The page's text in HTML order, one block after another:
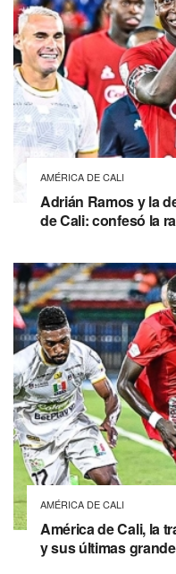
AMÉRICA DE CALI
Adrián Ramos y la
de Cali: confesó la
AMÉRICA DE CALI
América de Cali, la
y sus últimas